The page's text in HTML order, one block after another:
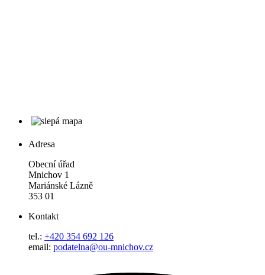
Adresa
Obecní úřad
Mnichov 1
Mariánské Lázně
353 01
Kontakt
tel.: +420 354 692 126
email: podatelna@ou-mnichov.cz